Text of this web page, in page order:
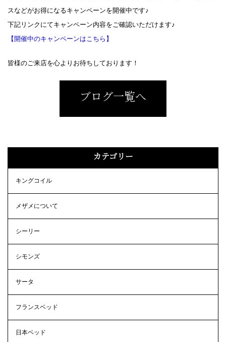
スなどがお得になるキャンペーンを開催中です♪
下記リンクにてキャンペーン内容をご確認いただけます♪
【開催中のキャンペーンはこちら】
皆様のご来店を心よりお待ちしております！
ブログ一覧へ
カテゴリー
キングコイル
メザメについて
シーリー
シモンズ
サータ
フランスベッド
日本ベッド